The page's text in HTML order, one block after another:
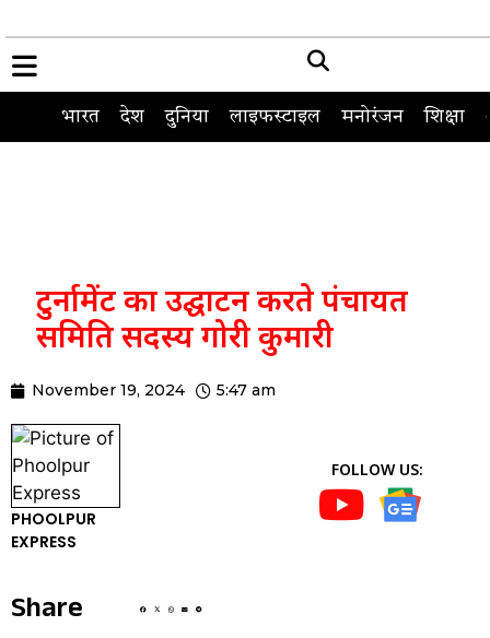
भारत देश दुनिया लाइफस्टाइल मनोरंजन शिक्षा
टुर्नामेंट का उद्घाटन करते पंचायत
समिति सदस्य गोरी कुमारी
November 19, 2024 5:47 am
PHOOLPUR
EXPRESS
FOLLOW US:
Share